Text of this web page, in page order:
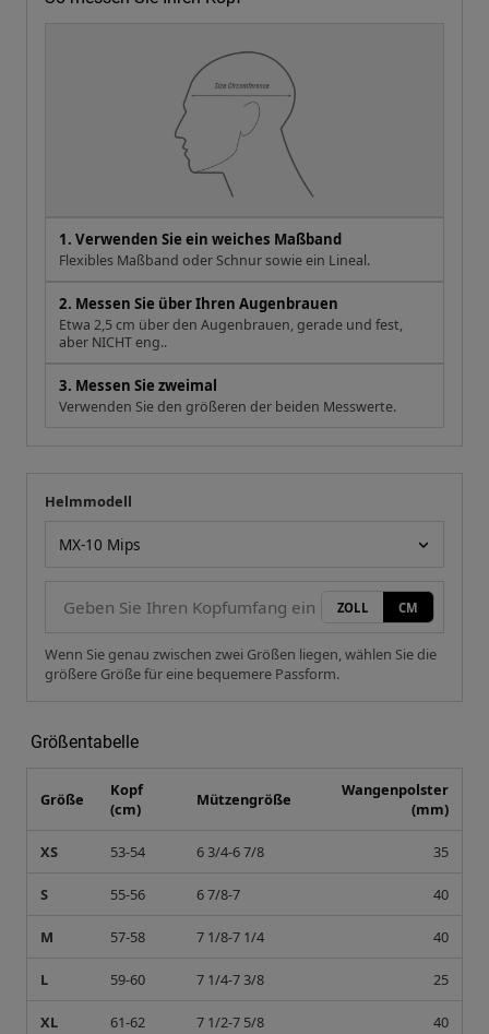
1. Verwenden Sie ein weiches Maßband
Flexibles Maßband oder Schnur sowie ein Lineal.
2. Messen Sie über Ihren Augenbrauen
Etwa 2,5 cm über den Augenbrauen, gerade und fest,
aber NICHT eng..
3. Messen Sie zweimal
Verwenden Sie den größeren der beiden Messwerte.
Ihre Messung
Helmmodell
ZOLL CM
Wenn Sie genau zwischen zwei Größen liegen, wählen Sie die
größere Größe für eine bequemere Passform.
Größentabelle
Größe
Kopf
(cm)
Mützengröße
Wangenpolster
(mm)
XS 53-54 6 3/4-6 7/8 35
S 55-56 6 7/8-7 40
M 57-58 7 1/8-7 1/4 40
L 59-60 7 1/4-7 3/8 25
XL 61-62 7 1/2-7 5/8 40